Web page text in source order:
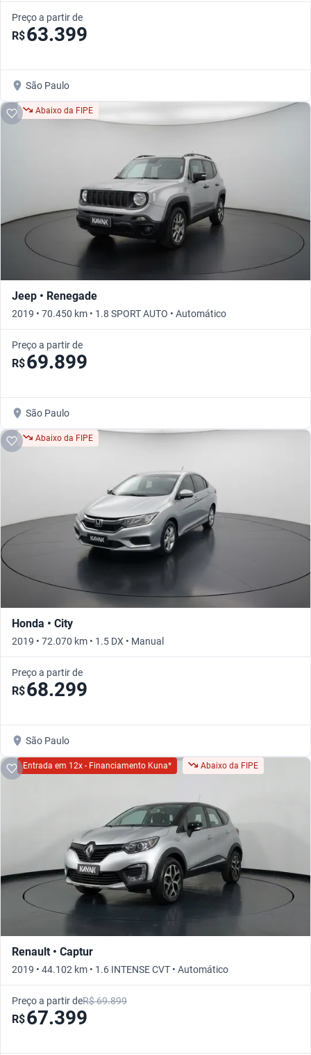
Preço a partir de
R$63.399
São Paulo
Abaixo da FIPE
Jeep • Renegade
2019 • 70.450 km • 1.8 SPORT AUTO • Automático
Preço a partir de
R$69.899
São Paulo
Abaixo da FIPE
Honda • City
2019 • 72.070 km • 1.5 DX • Manual
Preço a partir de
R$68.299
São Paulo
Entrada em 12x - Financiamento Kuna* Abaixo da FIPE
Renault • Captur
2019 • 44.102 km • 1.6 INTENSE CVT • Automático
Preço a partir deR$ 69.899
R$67.399